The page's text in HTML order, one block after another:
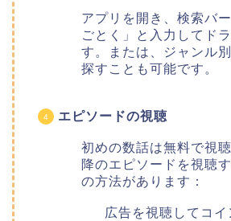
アプリを開き、検索バ
ごとく」
と入力してド
す。または、ジャンル
探すことも可能です。
エピソードの視聴
初めの数話は無料で視
降のエピソードを視聴
の方法があります：
広告を視聴してコイ